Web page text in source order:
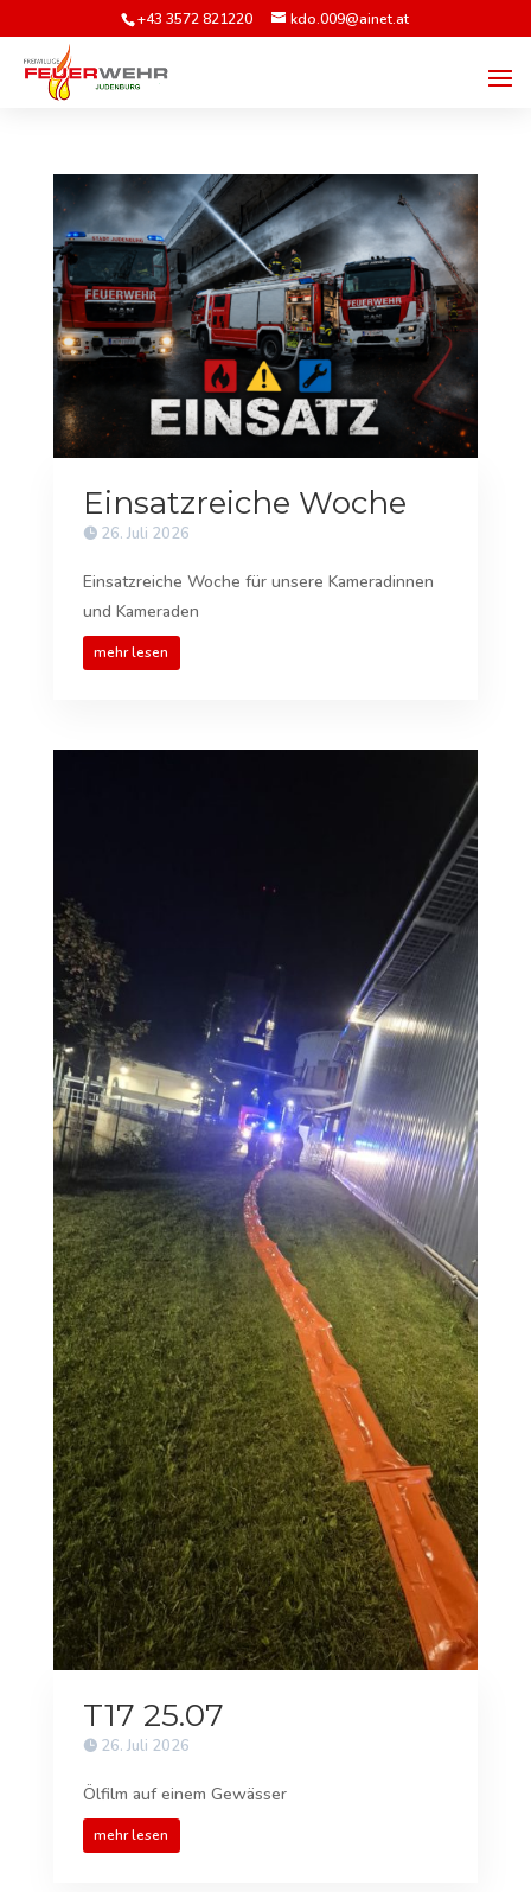
+43 3572 821220 kdo.009@ainet.at
Einsatzreiche Woche
26. Juli 2026
Einsatzreiche Woche für unsere Kameradinnen
und Kameraden
mehr lesen
T17 25.07
26. Juli 2026
Ölfilm auf einem Gewässer
mehr lesen